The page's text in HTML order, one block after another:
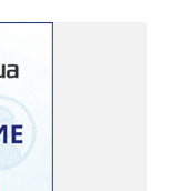
больного.
инстанции,
– всё тщетно»,
именно
Для